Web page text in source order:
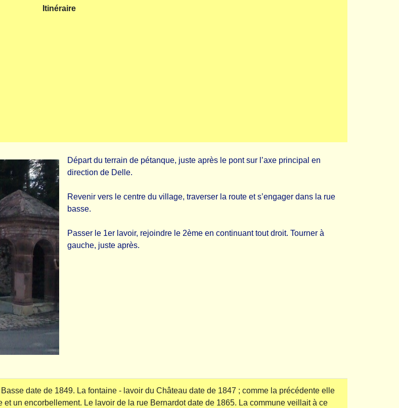
Itinéraire
Départ du terrain de pétanque, juste après le pont sur l’axe principal en
direction de Delle.
Revenir vers le centre du village, traverser la route et s’engager dans la rue
basse.
Passer le 1er lavoir, rejoindre le 2ème en continuant tout droit. Tourner à
gauche, juste après.
date de 1849. La fontaine - lavoir du Château date de 1847 ; comme la précédente elle
un encorbellement. Le lavoir de la rue Bernardot date de 1865. La commune veillait à ce